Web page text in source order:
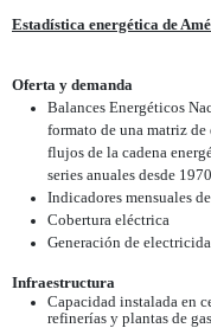
Estadística energética de
Oferta y demanda
Balances Energéticos
formato de una matriz
flujos de la cadena
series anuales desde
Indicadores mensuales
Cobertura eléctrica
Generación de
Infraestructura
Capacidad instalada en
refinerías y plantas de